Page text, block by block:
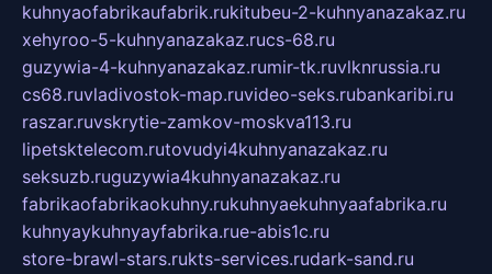
kuhnyaofabrikaufabrik.rukitubeu-2-kuhnyanazakaz.ru
xehyroo-5-kuhnyanazakaz.rucs-68.ru
guzywia-4-kuhnyanazakaz.rumir-tk.ruvlknrussia.ru
cs68.ruvladivostok-map.ruvideo-seks.rubankaribi.ru
raszar.ruvskrytie-zamkov-moskva113.ru
lipetsktelecom.rutovudyi4kuhnyanazakaz.ru
seksuzb.ruguzywia4kuhnyanazakaz.ru
fabrikaofabrikaokuhny.rukuhnyaekuhnyaafabrika.ru
kuhnyaykuhnyayfabrika.rue-abis1c.ru
store-brawl-stars.rukts-services.rudark-sand.ru